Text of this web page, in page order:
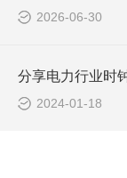
2026-06-30
2024-01-18